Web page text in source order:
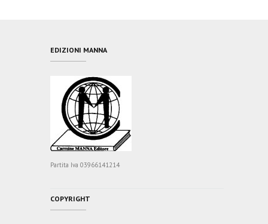
EDIZIONI MANNA
Partita Iva 03966141214
COPYRIGHT